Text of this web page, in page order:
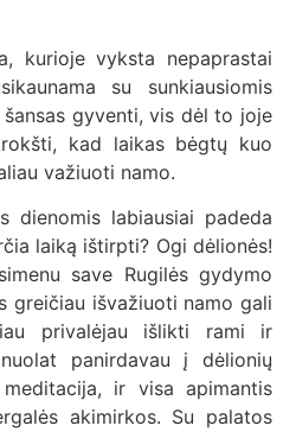
kurioje vyksta nepaprastai
su sunkiausiomis
gyventi, vis dėl to joje
kad laikas bėgtų kuo
važiuoti namo.
dienomis labiausiai padeda
laiką ištirpti? Ogi dėlionės!
save Rugilės gydymo
greičiau išvažiuoti namo gali
privalėjau išlikti rami ir
panirdavau į dėlionių
ir visa apimantis
akimirkos. Su palatos